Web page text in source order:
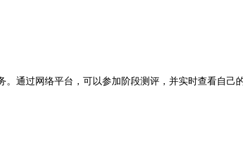
过网络平台，可以参加阶段测评，并实时查看自己